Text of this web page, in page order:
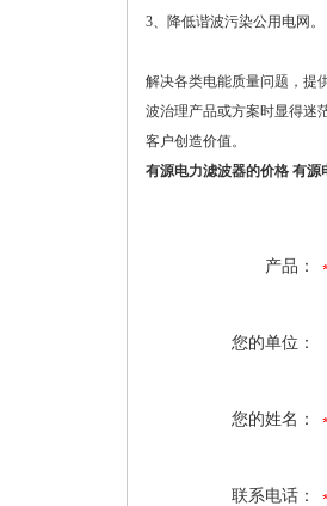
3、降低谐波污染公用电网。
解决各类电能质量问题，提
波治理产品或方案时显得迷
客户创造价值。
有源电力滤波器的价格 有源
产品：
您的单位：
您的姓名：
联系电话：